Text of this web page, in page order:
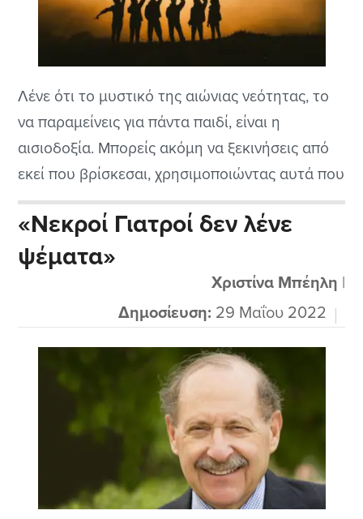
Λένε ότι το μυστικό της αιώνιας νεότητας, το
να παραμείνεις για πάντα παιδί, είναι η
αισιοδοξία. Μπορείς ακόμη να ξεκινήσεις από
εκεί που βρίσκεσαι, χρησιμοποιώντας αυτά που
έχεις τώρα και να ξεκινήσεις μια νέα αρχή για
την δική σου επιτυχία.Αν μπορείς να
οραματιστείς τι θέλεις να πετύχεις, τότε
μπορείς να το κάνεις πραγματικότητα. Το
«Νεκροί Γιατροί δεν λένε
ψέματα»
Χριστίνα Μπέηλη |
Δημοσίευση: 29 Μαΐου 2022